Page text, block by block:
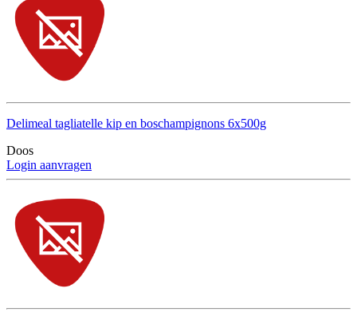
Delimeal tagliatelle kip en boschampignons 6x500g
Doos
Login aanvragen